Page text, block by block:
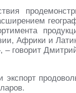
Африки и
– говорит